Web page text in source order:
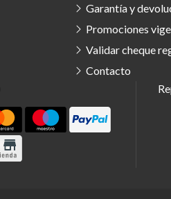
Garantía y
Promociones
Validar cheque
Contacto